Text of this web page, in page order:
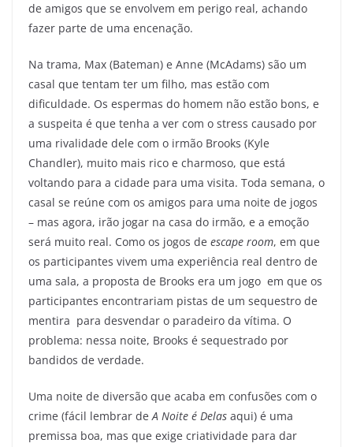
de amigos que se envolvem em perigo real, achando
fazer parte de uma encenação.
Na trama, Max (Bateman) e Anne (McAdams) são um
casal que tentam ter um filho, mas estão com
dificuldade. Os espermas do homem não estão bons, e
a suspeita é que tenha a ver com o stress causado por
uma rivalidade dele com o irmão Brooks (Kyle
Chandler), muito mais rico e charmoso, que está
voltando para a cidade para uma visita. Toda semana, o
casal se reúne com os amigos para uma noite de jogos
– mas agora, irão jogar na casa do irmão, e a emoção
será muito real. Como os jogos de escape room, em que
os participantes vivem uma experiência real dentro de
uma sala, a proposta de Brooks era um jogo em que os
participantes encontrariam pistas de um sequestro de
mentira para desvendar o paradeiro da vítima. O
problema: nessa noite, Brooks é sequestrado por
bandidos de verdade.
Uma noite de diversão que acaba em confusões com o
crime (fácil lembrar deA Noite é Delas aqui) é uma
premissa boa, mas que exige criatividade para dar